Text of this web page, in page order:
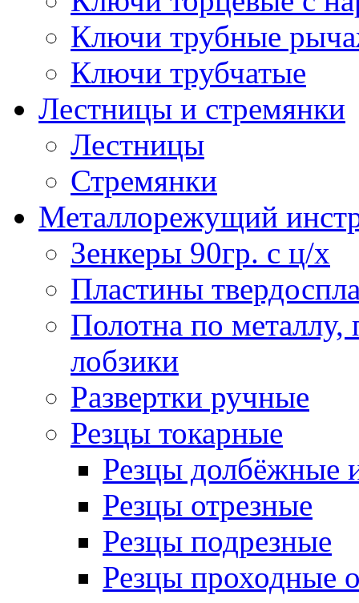
Ключи трубные
Ключи трубчатые
Лестницы и стремянки
Лестницы
Стремянки
Металлорежущий
Зенкеры 90гр. с ц/х
Пластины
Полотна по
лобзики
Развертки ручные
Резцы токарные
Резцы долбёжные
Резцы отрезные
Резцы подрезные
Резцы проходные